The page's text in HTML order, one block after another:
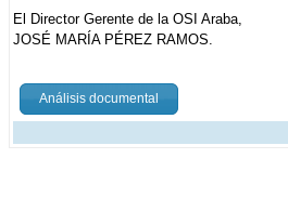
El Director Gerente de la OSI Araba,
JOSÉ MARÍA PÉREZ RAMOS.
Análisis documental